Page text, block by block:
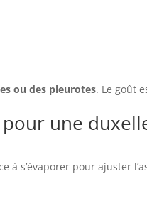
ou des pleurotes. Le goût
une
à s’évaporer pour ajuster